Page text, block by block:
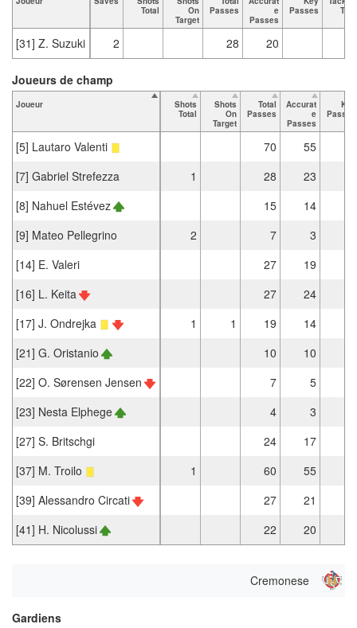
Total
On
Target
Passes
e
Passes
Passes
[31] Z. Suzuki 2 28 20
Joueur
Shots
Total
Shots
On
Target
Total
Passes
Accurat
e
Passes
Key
Passes
[5] Lautaro Valenti 70
55
[7] Gabriel Strefezza
1 28 23
[8] Nahuel Estévez
15
14
[9] Mateo Pellegrino
2 7
3
[14] E. Valeri
27 19
[16] L. Keita
27
24
[17] J. Ondrejka
1 1 19
14
[21] G. Oristanio
10
10
[22] O. Sørensen Jensen
7
5
[23] Nesta Elphege
4
3
[27] S. Britschgi
24
17
[37] M. Troilo
1 60 55
[39] Alessandro Circati
27
21
[41] H. Nicolussi
22 20
Joueurs de champ
Cremonese
Gardiens